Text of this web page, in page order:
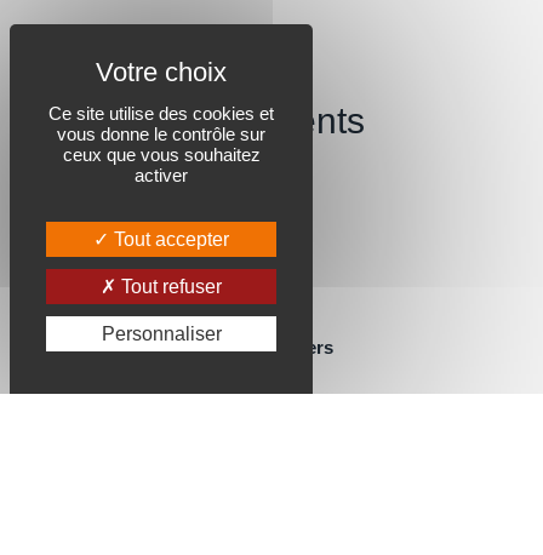
Révélons vos talents
et votre carrière.
Softec Centre de formation Angers
Ce site utilise des cookies et
vous donne le contrôle sur
ceux que vous souhaitez
activer
Tout accepter
Tout refuser
Personnaliser